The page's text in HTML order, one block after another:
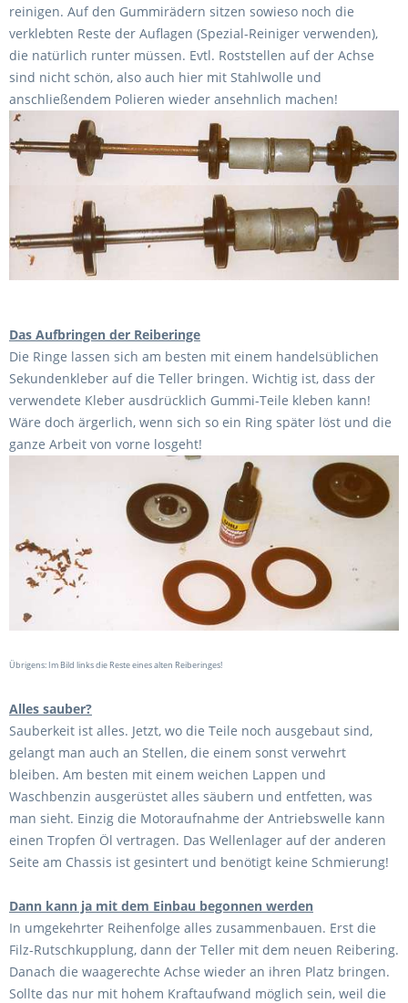
reinigen. Auf den Gummirädern sitzen sowieso noch die
verklebten Reste der Auflagen (Spezial-Reiniger verwenden),
die natürlich runter müssen. Evtl. Roststellen auf der Achse
sind nicht schön, also auch hier mit Stahlwolle und
anschließendem Polieren wieder ansehnlich machen!
Das Aufbringen der Reiberinge
Die Ringe lassen sich am besten mit einem handelsüblichen
Sekundenkleber auf die Teller bringen. Wichtig ist, dass der
verwendete Kleber ausdrücklich Gummi-Teile kleben kann!
Wäre doch ärgerlich, wenn sich so ein Ring später löst und die
ganze Arbeit von vorne losgeht!
Übrigens: Im Bild links die Reste eines alten Reiberinges!
Alles sauber?
Sauberkeit ist alles. Jetzt, wo die Teile noch ausgebaut sind,
gelangt man auch an Stellen, die einem sonst verwehrt
bleiben. Am besten mit einem weichen Lappen und
Waschbenzin ausgerüstet alles säubern und entfetten, was
man sieht. Einzig die Motoraufnahme der Antriebswelle kann
einen Tropfen Öl vertragen. Das Wellenlager auf der anderen
Seite am Chassis ist gesintert und benötigt keine Schmierung!
Dann kann ja mit dem Einbau begonnen werden
In umgekehrter Reihenfolge alles zusammenbauen. Erst die
Filz-Rutschkupplung, dann der Teller mit dem neuen Reibering.
Danach die waagerechte Achse wieder an ihren Platz bringen.
Sollte das nur mit hohem Kraftaufwand möglich sein, weil die